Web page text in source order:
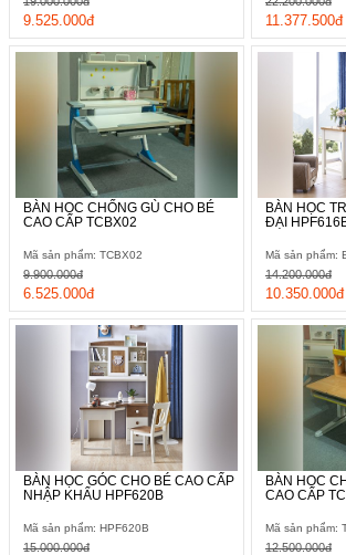
9.525.000đ 11.377.500đ
BÀN HỌC CHỐNG GÙ CHO BÉ
CAO CẤP TCBX02
Mã sản phẩm: TCBX02
6.525.000đ
9.900.000đ
BÀN HỌC
ĐẠI
Mã sản phẩm:
10.350.000đ
14.200.000đ
BÀN HỌC GÓC CHO BÉ CAO CẤP
NHẬP KHẨU HPF620B
Mã sản phẩm: HPF620B
15.000.000đ
BÀN HỌC
CAO CẤP
Mã sản phẩm:
12.500.000đ